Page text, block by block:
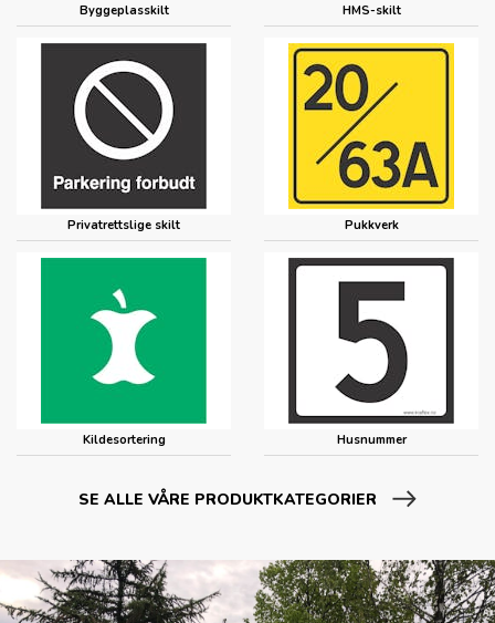
Byggeplasskilt HMS-skilt
Privatrettslige skilt Pukkverk
Kildesortering Husnummer
SE ALLE VÅRE PRODUKTKATEGORIER